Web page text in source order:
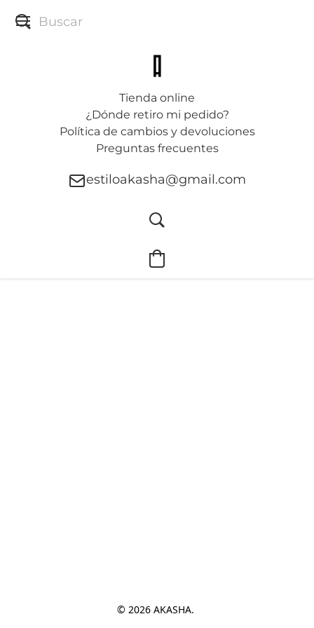
Tienda online
¿Dónde retiro mi pedido?
Política de cambios y devoluciones
Preguntas frecuentes
estiloakasha@gmail.com
© 2026 AKASHA.